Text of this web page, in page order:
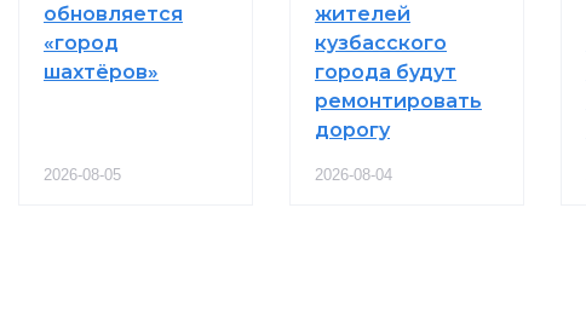
обновляется
«город
шахтёров»
2026-08-05
жителей
кузбасского
города будут
ремонтировать
дорогу
2026-08-04